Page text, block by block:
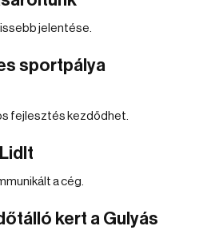
jelentése.
sportpálya
fejlesztés kezdődhet.
a cég.
kert a Gulyás